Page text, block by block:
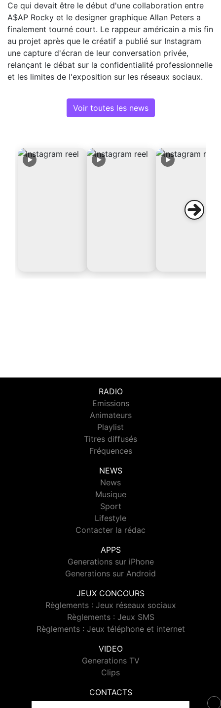
Ce qui devait être le début d'une collaboration entre
A$AP Rocky et le designer graphique Allan Peters a
finalement tourné court. Le rappeur américain a mis fin
au projet après que le créatif a publié sur Instagram
une capture d'écran de leur conversation privée,
relançant le débat sur la confidentialité professionnelle
et les limites de l'exposition sur les réseaux sociaux.
Voir toutes les news
RADIO
Emissions
Animateurs
Playlist
Titres diffusés
Fréquences
NEWS
News
Musique
Sport
Lifestyle
Contacter la rédac
APPS
Generations sur iPhone
Generations sur Android
JEUX CONCOURS
Règlements : Jeux réseaux sociaux
Règlements : Jeux SMS
Règlements : Jeux téléphone et internet
VIDEO
Generations TV
Clips
CONTACTS
Contacter Generations